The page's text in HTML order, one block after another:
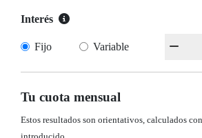
Interés
Fijo Variable
Tu cuota mensual
Estos resultados son orientativos, calculados